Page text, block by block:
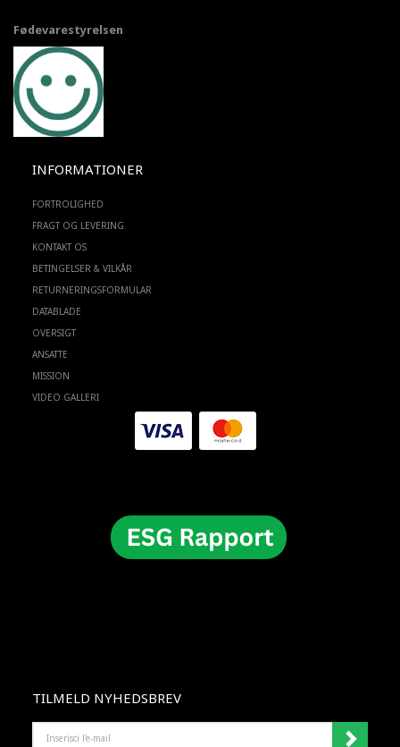
Fødevarestyrelsen
INFORMATIONER
FORTROLIGHED
FRAGT OG LEVERING
KONTAKT OS
BETINGELSER & VILKÅR
RETURNERINGSFORMULAR
DATABLADE
OVERSIGT
ANSATTE
MISSION
VIDEO GALLERI
TILMELD NYHEDSBREV